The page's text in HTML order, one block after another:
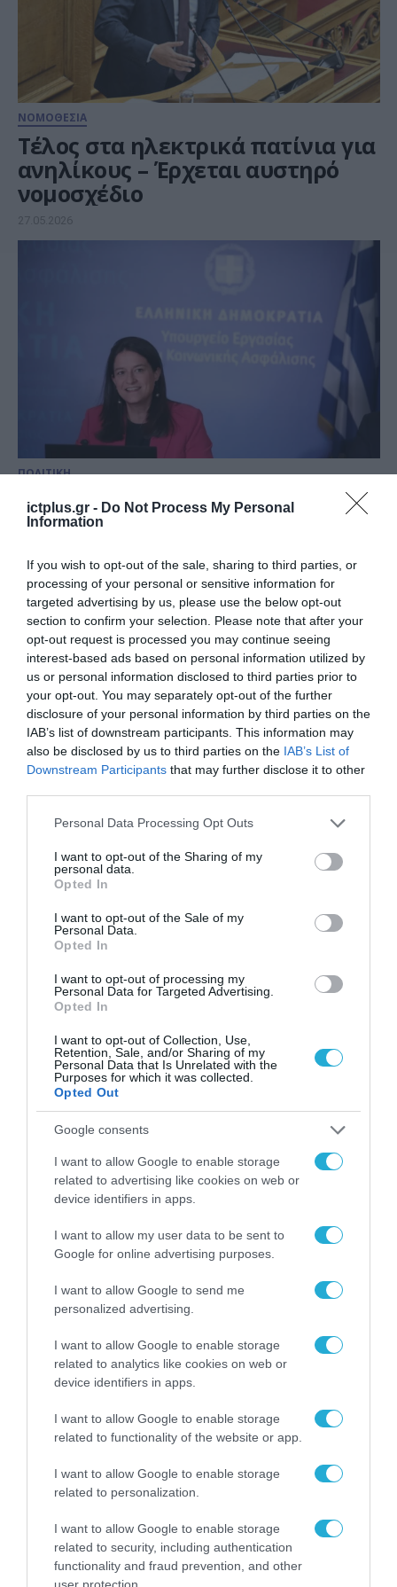
ictplus.gr - Do Not Process My Personal
Information
If you wish to opt-out of the sale, sharing to third parties, or
processing of your personal or sensitive information for
targeted advertising by us, please use the below opt-out
section to confirm your selection. Please note that after your
opt-out request is processed you may continue seeing
interest-based ads based on personal information utilized by
us or personal information disclosed to third parties prior to
your opt-out. You may separately opt-out of the further
disclosure of your personal information by third parties on the
IAB’s list of downstream participants. This information may
also be disclosed by us to third parties on the IAB’s List of
Downstream Participants that may further disclose it to other
Please note that this website/app uses one or more Google
not limited to your visit or usage behaviour. You may click to
grant or deny consent to Google and its third-party tags to
use your data for below specified purposes in below Google
consent section.
Personal Data Processing Opt Outs
I want to opt-out of the Sharing of my
personal data.
Opted In
I want to opt-out of the Sale of my
Personal Data.
Opted In
I want to opt-out of processing my
Personal Data for Targeted Advertising.
Opted In
I want to opt-out of Collection, Use,
Retention, Sale, and/or Sharing of my
Personal Data that Is Unrelated with the
Purposes for which it was collected.
Opted Out
Google consents
I want to allow Google to enable storage
related to advertising like cookies on web or
device identifiers in apps.
I want to allow my user data to be sent to
Google for online advertising purposes.
I want to allow Google to send me
personalized advertising.
I want to allow Google to enable storage
related to analytics like cookies on web or
device identifiers in apps.
I want to allow Google to enable storage
related to functionality of the website or app.
I want to allow Google to enable storage
related to personalization.
I want to allow Google to enable storage
related to security, including authentication
functionality and fraud prevention, and other
user protection.
ΝΟΜΟΘΕΣΙΑ
Τέλος στα ηλεκτρικά πατίνια για
ανηλίκους – Έρχεται αυστηρό
νομοσχέδιο
27.05.2026
ΠΟΛΙΤΙΚΗ
Νέο σχέδιο νόμου Υπουργείου
Εργασίας για την ισότητα
26.05.2026
ΝΟΜΟΘΕΣΙΑ
Στη Βουλή το νομοσχέδιο για το
Ευρωπαϊκό Σύμφωνο
26.05.2026
ΤΟΠΙΚΗ ΑΥΤΟΔΙΟΙΚΗΣΗ
Σε δημόσια διαβούλευση ο
Κώδικας Τοπικής Αυτοδιοίκησης
από το Υπουργείο Εσωτερικών
21.05.2026
Κατατέθηκε στη Βουλή το